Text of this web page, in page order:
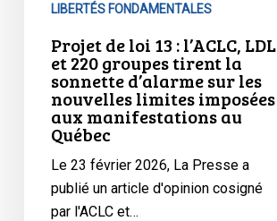
tirent
sonnette
d’alarme
limites
imposées
LIBERTÉS FONDAMENTALES
Projet de loi 13 : l’ACLC, LDL
et 220 groupes tirent la
sonnette d’alarme sur les
nouvelles limites imposées
aux manifestations au
Québec
Le 23 février 2026, La Presse a
publié un article d'opinion cosigné
par l'ACLC et…